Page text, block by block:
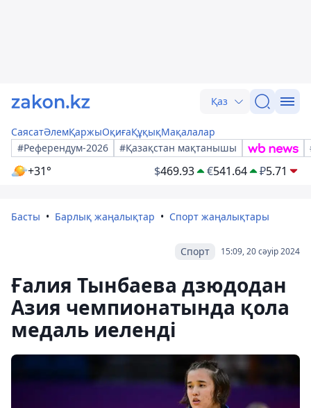
Қаз
СаясатӘлемҚаржыОқиғаҚұқықМақалалар
#Референдум-2026
#Қазақстан мақтанышы
+31° $469.93 €541.64 ₽5.71
Басты Барлық жаңалықтар Спорт жаңалықтары
15:09, 20 сәуір 2024
Спорт
Ғалия Тынбаева дзюдодан
Азия чемпионатында қола
медаль иеленді